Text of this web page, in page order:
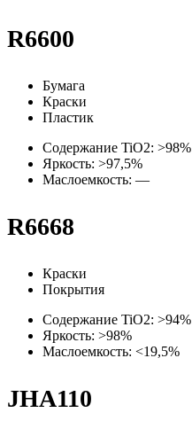
R6600
Бумага
Краски
Пластик
Содержание TiO2: >98%
Яркость: >97,5%
Маслоемкость: —
R6668
Краски
Покрытия
Содержание TiO2: >94%
Яркость: >98%
Маслоемкость: <19,5%
JHA110